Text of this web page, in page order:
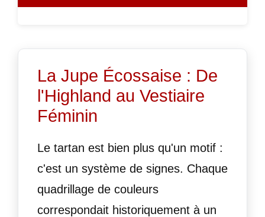
La Jupe Écossaise : De
l'Highland au Vestiaire
Féminin
Le tartan est bien plus qu'un motif :
c'est un système de signes. Chaque
quadrillage de couleurs
correspondait historiquement à un